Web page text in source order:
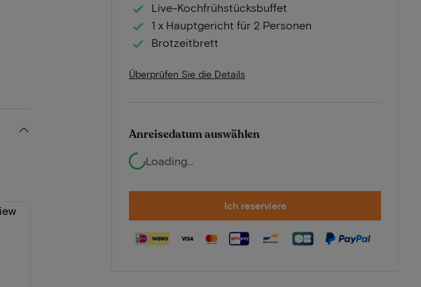
Live-Kochfrühstücksbuffet
1 x Hauptgericht für 2 Personen
Brotzeitbrett
Überprüfen Sie die Details
Anreisedatum auswählen
Loading...
Ich reserviere